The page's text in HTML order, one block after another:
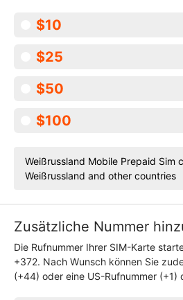
$10
$25
$50
$100
Weißrussland Mobile Prepaid Sim
Weißrussland and other countries
Zusätzliche Nummer
Die Rufnummer Ihrer SIM-Karte
+372. Nach Wunsch können Sie
(+44) oder eine US-Rufnummer (+1)